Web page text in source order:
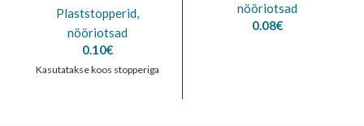
Plaststopperid,
nööriotsad
0.10€
Kasutatakse koos stopperiga
nööriotsad
0.08€